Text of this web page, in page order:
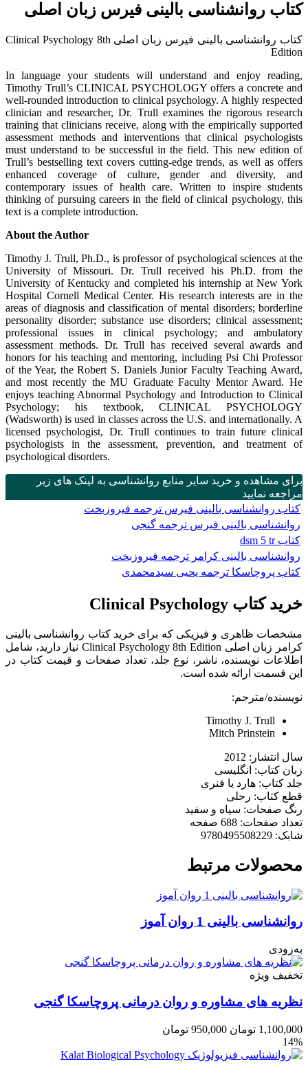
کتاب روانشناسی بالینی فیرس زبان اصلی
کتاب روانشناسی بالینی فیرس زبان اصلی Clinical Psychology 8th
Edition
In language your students will understand and enjoy reading,
Timothy Trull’s CLINICAL PSYCHOLOGY offers a concrete and
well-rounded introduction to clinical psychology. A highly respected
clinician and researcher, Dr. Trull examines the rigorous research
training that clinicians receive, along with the empirically supported
assessment methods and interventions that clinical psychologists
must understand to be successful in the field. This new edition of
Trull’s bestselling text covers cutting-edge trends, as well as offers
enhanced coverage of culture, gender and diversity, and
contemporary issues of health care. Written to inspire students
thinking of pursuing careers in the field of clinical psychology, this
text is a complete introduction.
About the Author
Timothy J. Trull, Ph.D., is professor of psychological sciences at the
University of Missouri. Dr. Trull received his Ph.D. from the
University of Kentucky and completed his internship at New York
Hospital Cornell Medical Center. His research interests are in the
areas of diagnosis and classification of mental disorders; borderline
personality disorder; substance use disorders; clinical assessment;
professional issues in clinical psychology; and ambulatory
assessment methods. Dr. Trull has received several awards and
honors for his teaching and mentoring, including Psi Chi Professor
of the Year, the Robert S. Daniels Junior Faculty Teaching Award,
and most recently the MU Graduate Faculty Mentor Award. He
enjoys teaching Abnormal Psychology and Introduction to Clinical
Psychology; his textbook, CLINICAL PSYCHOLOGY
(Wadsworth) is used in classes across the U.S. and internationally. A
licensed psychologist, Dr. Trull continues to train future clinical
psychologists in the assessment, prevention, and treatment of
psychological disorders.
برای مشاهده و خرید سایر منابع روانشناسی به لینک های زیر
مراجعه نمایید
کتاب روانشناسی بالینی فیرس ترجمه فیروزبخت
روانشناسی بالینی فیرس ترجمه گنجی
کتاب dsm 5 tr
روانشناسی بالینی کرامر ترجمه فیروزبخت
کتاب پروچاسکا ترجمه یحیی سیدمحمدی
خرید کتاب Clinical Psychology
مشخصات ظاهری و فیزیکی که برای خرید کتاب روانشناسی بالینی
کرامر زبان اصلی Clinical Psychology 8th Edition نیاز دارید، شامل
اطلاعات نویسنده، ناشر، نوع جلد، تعداد صفحات و قیمت کتاب در
این قسمت ارائه شده است.
نویسنده/مترجم:
Timothy J. Trull
Mitch Prinstein
سال انتشار: 2012
زبان کتاب: انگلیسی
جلد کتاب: هارد یا فنری
قطع کتاب: رحلی
رنگ صفحات: سیاه و سفید
تعداد صفحات: 688 صفحه
شابک: 9780495508229
محصولات مرتبط
روانشناسی بالینی 1 روان آموز
به‌زودی
تخفیف ویژه
نظریه های مشاوره و روان درمانی پروچاسکا گنجی
1,100,000 تومان 950,000 تومان
14%